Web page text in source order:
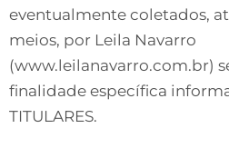
eventualmente coletados,
meios, por Leila Navarro
(www.leilanavarro.com.br)
finalidade específica
TITULARES.